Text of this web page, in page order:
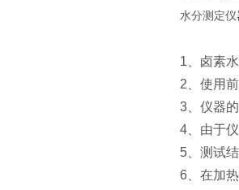
水分测定
1、卤素
2、使用
3、仪器
4、由于
5、测试
6、在加